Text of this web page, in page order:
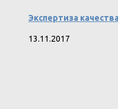
Экспертиза
13.11.2017